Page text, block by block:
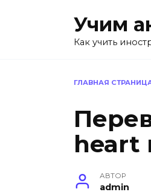
Учим
Как учить
ГЛАВНАЯ
heart
АВТОР
admin